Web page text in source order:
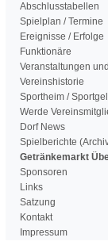
Abschlusstabellen
Spielplan / Termine
Ereignisse / Erfolge
Funktionäre
Veranstaltungen
Vereinshistorie
Sportheim /
Werde
Dorf News
Spielberichte
Getränkemarkt
Sponsoren
Links
Satzung
Kontakt
Impressum